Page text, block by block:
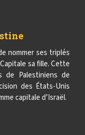
nommer ses triplés
sa fille. Cette
de Palestiniens de
des États-Unis
capitale d’Israël.